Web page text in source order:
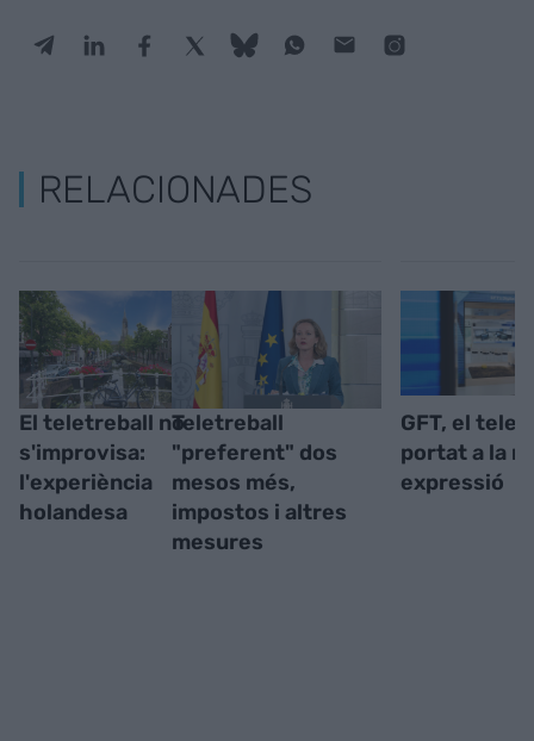
RELACIONADES
El teletreball no
s'improvisa:
l'experiència
holandesa
Teletreball
"preferent" dos
mesos més,
impostos i altres
mesures
GFT, el
portat a la
expressió